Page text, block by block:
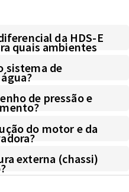
da HDS-E
quais ambientes
sistema de
de pressão e
do motor e da
externa (chassi)